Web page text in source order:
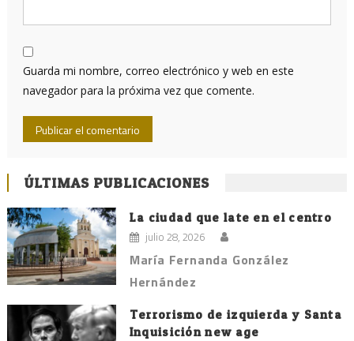
Guarda mi nombre, correo electrónico y web en este
navegador para la próxima vez que comente.
ÚLTIMAS PUBLICACIONES
La ciudad que late en el centro
julio 28, 2026
María Fernanda González
Hernández
Terrorismo de izquierda y Santa
Inquisición new age